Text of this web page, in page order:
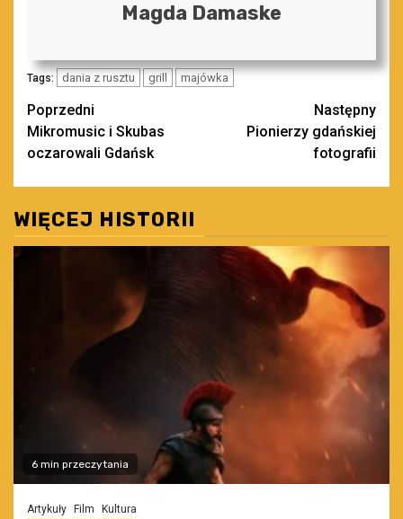
Magda Damaske
Tags: dania z rusztu grill majówka
Zobacz
wpisy
Poprzedni
Mikromusic i Skubas
oczarowali Gdańsk
Następny
Pionierzy gdańskiej
fotografii
WIĘCEJ HISTORII
6 min przeczytania
Artykuły Film Kultura